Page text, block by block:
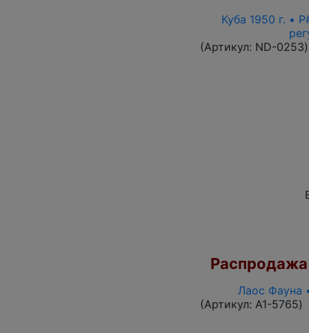
Куба 1950 г. •
(Артикул: ND-0253)
Распродажа
Лаос Фауна
(Артикул: A1-5765)